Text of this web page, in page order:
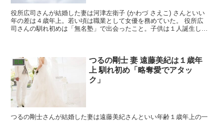
役所広司さんが結婚した妻は河津左衛子 (かわづ さえこ) さんといい
年の差は４歳年上。若い頃は職業として女優を務めていた。 役所広
司さんの馴れ初めは「無名塾」で出会ったこと。子供は１人誕生し、
芸能
つるの剛士 妻 遠藤美紀は１歳年
上 馴れ初め「略奪愛でアタッ
ク」
つるの剛士さんが結婚した妻は遠藤美紀さんといい年齢１歳年上の一